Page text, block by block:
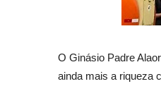
O Ginásio Padre
ainda mais a riqueza